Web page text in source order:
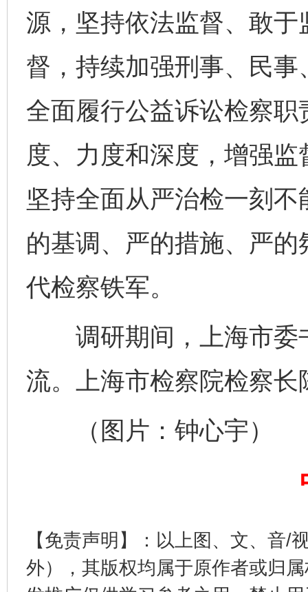
源，坚持依法监督、敢
督，持续加强刑事、民
全面履行公益诉讼检察
度、力度和深度，增强
坚持全面从严治检一刻
的基调、严的措施、严
代检察铁军。
调研期间，上海市委
流。上海市检察院检察长
（图片：钟心宇）
【免责声明】：以上图、文、音/
外），其版权均属于原作者或归
受贿1.44亿！段成刚被判无期 从幼